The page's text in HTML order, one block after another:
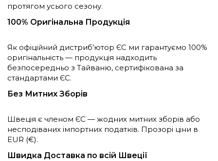
протягом усього сезону.
100% Оригінальна Продукція
Як офіційний дистриб’ютор ЄС ми гарантуємо 100%
оригінальність — продукція надходить
безпосередньо з Тайваню, сертифікована за
стандартами ЄС.
Без Митних Зборів
Швеція є членом ЄС — жодних митних зборів або
несподіваних імпортних податків. Прозорі ціни в
EUR (€).
Швидка Доставка по всій Швеції